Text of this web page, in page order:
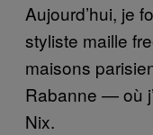
Aujourd’hui, je
styliste maille
maisons
Rabanne — où
Nix.